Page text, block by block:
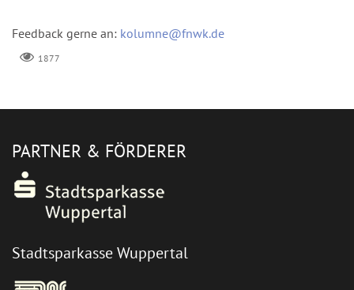
Feedback gerne an: kolumne@fnwk.de
1877
PARTNER & FÖRDERER
Stadtsparkasse Wuppertal